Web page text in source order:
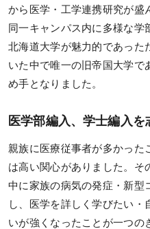
受講形態
受講までの流れ
講義スケジュール
資料請求／
教材発送／
視聴開始スケジュール
申込・受講（サポート）期限
から医学・工学連携研究が盛
同一キャンパス内に多様な学
北海道大学が魅力的であった
いた中で唯一の旧帝国大学で
め手となりました。
医学部編入、学士編入
親族に医療従事者が多かった
は高い関心がありました。そ
中に家族の病気の発症・新型
し、医学を詳しく学びたい
いが強くなったことが一つの